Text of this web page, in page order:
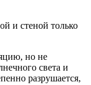
и стеной только
но не
света и
разрушается,